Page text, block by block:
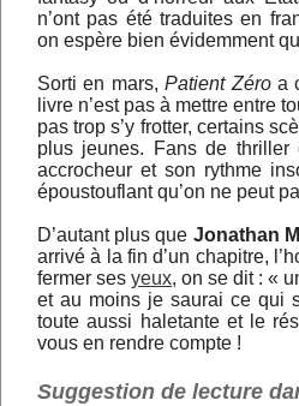
n’ont pas été traduites en
on espère bien évidemment
Sorti en mars,Patient Zéroa
livre n’est pas à mettre entre
pas trop s’y frotter, certains
plus jeunes. Fans de thriller
accrocheur et son rythme
époustouflant qu’on ne peut
D’autant plus que Jonathan
arrivé à la fin d’un chapitre,
fermer ses yeux, on se dit : «
et au moins je saurai ce qui
toute aussi haletante et le
vous en rendre compte !
Suggestion de lecture